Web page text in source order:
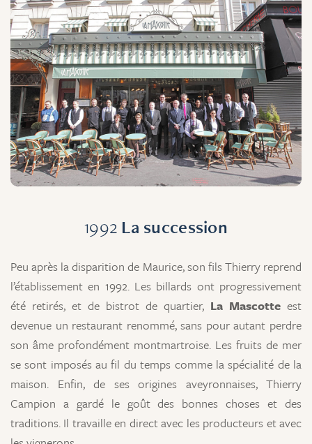
1992 La succession
Peu après la disparition de Maurice, son fils Thierry reprend
l’établissement en 1992. Les billards ont progressivement
été retirés, et de bistrot de quartier, La Mascotte est
devenue un restaurant renommé, sans pour autant perdre
son âme profondément montmartroise. Les fruits de mer
se sont imposés au fil du temps comme la spécialité de la
maison. Enfin, de ses origines aveyronnaises, Thierry
Campion a gardé le goût des bonnes choses et des
traditions. Il travaille en direct avec les producteurs et avec